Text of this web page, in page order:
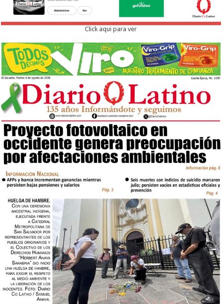
Click aqui para ver